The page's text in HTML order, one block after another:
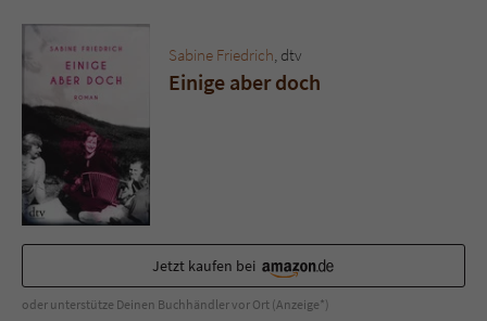
Sabine Friedrich, dtv
Einige aber doch
Jetzt kaufen bei
oder unterstütze Deinen Buchhändler vor Ort (Anzeige*)